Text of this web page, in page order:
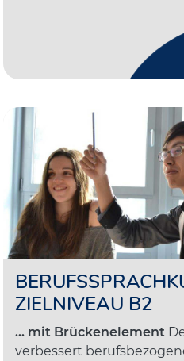
ZIELNIVEAU B2
... mit Brückenelement
verbessert